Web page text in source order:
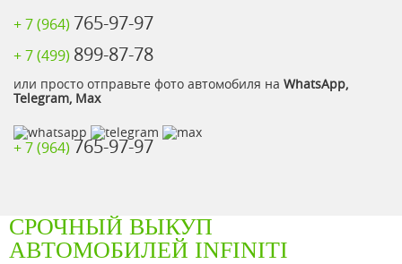
+ 7 (964) 765-97-97
+ 7 (499) 899-87-78
или просто отправьте фото автомобиля на WhatsApp,
Telegram, Max
+ 7 (964) 765-97-97
СРОЧНЫЙ ВЫКУП
АВТОМОБИЛЕЙ INFINITI